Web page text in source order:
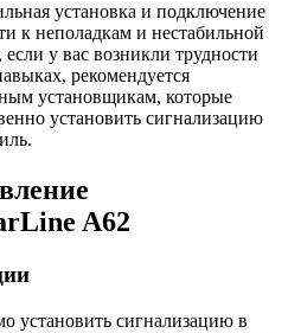
установка и подключение
к неполадкам и нестабильной
у вас возникли трудности
рекомендуется
установщикам, которые
установить сигнализацию
A62
установить сигнализацию в